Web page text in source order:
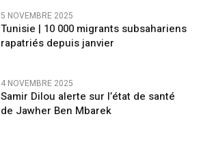
5 NOVEMBRE 2025
Tunisie | 10 000 migrants subsahariens
rapatriés depuis janvier
4 NOVEMBRE 2025
Samir Dilou alerte sur l’état de santé
de Jawher Ben Mbarek